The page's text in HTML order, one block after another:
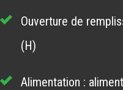
Ouverture de
(H)
Alimentation :